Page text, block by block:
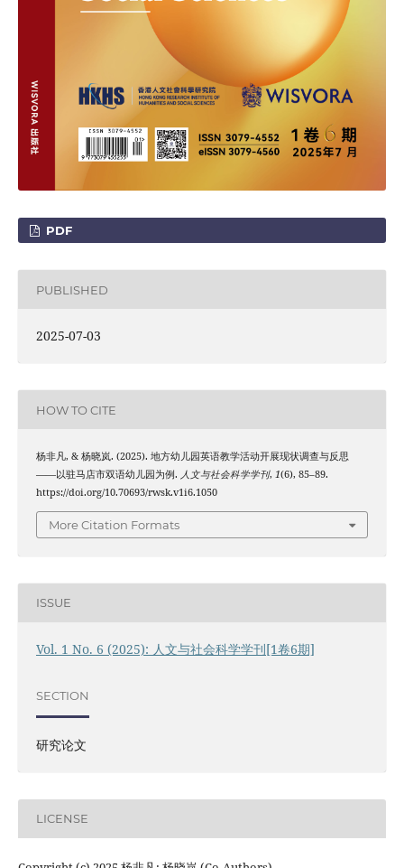
PDF
PUBLISHED
2025-07-03
HOW TO CITE
杨非凡, & 杨晓岚. (2025). 地方幼儿园英语教学活动开展现状调查与反思
——以驻马店市双语幼儿园为例. 人文与社会科学学刊, 1(6), 85–89.
https://doi.org/10.70693/rwsk.v1i6.1050
More Citation Formats
ISSUE
Vol. 1 No. 6 (2025): 人文与社会科学学刊[1卷6期]
SECTION
研究论文
LICENSE